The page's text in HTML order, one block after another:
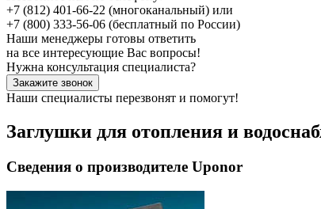
+7 (812) 401-66-22 (многоканальный) или
+7 (800) 333-56-06 (бесплатный по России)
Наши менеджеры готовы ответить
на все интересующие Вас вопросы!
Нужна консультация специалиста?
Закажите звонок
Наши специалисты перезвонят и помогут!
Заглушки для отопления и
Сведения о производителе Uponor